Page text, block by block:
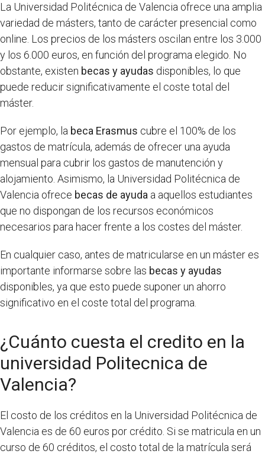
La Universidad Politécnica de Valencia ofrece una amplia
variedad de másters, tanto de carácter presencial como
online. Los precios de los másters oscilan entre los 3.000
y los 6.000 euros, en función del programa elegido. No
obstante, existen becas y ayudas disponibles, lo que
puede reducir significativamente el coste total del
máster.
Por ejemplo, la beca Erasmus cubre el 100% de los
gastos de matrícula, además de ofrecer una ayuda
mensual para cubrir los gastos de manutención y
alojamiento. Asimismo, la Universidad Politécnica de
Valencia ofrece becas de ayuda a aquellos estudiantes
que no dispongan de los recursos económicos
necesarios para hacer frente a los costes del máster.
En cualquier caso, antes de matricularse en un máster es
importante informarse sobre las becas y ayudas
disponibles, ya que esto puede suponer un ahorro
significativo en el coste total del programa.
¿Cuánto cuesta el credito en la
universidad Politecnica de
Valencia?
El costo de los créditos en la Universidad Politécnica de
Valencia es de 60 euros por crédito. Si se matricula en un
curso de 60 créditos, el costo total de la matrícula será